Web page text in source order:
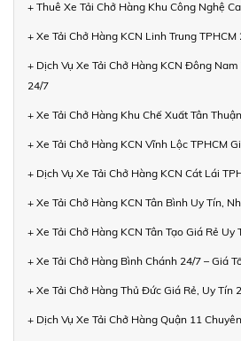
+ Thuê Xe Tải Chở Hàng Khu Công Nghệ
+ Xe Tải Chở Hàng KCN Linh Trung
+ Dịch Vụ Xe Tải Chở Hàng KCN Đông Nam
24/7
+ Xe Tải Chở Hàng Khu Chế Xuất Tân
+ Xe Tải Chở Hàng KCN Vĩnh Lộc TPHCM
+ Dịch Vụ Xe Tải Chở Hàng KCN Cát Lái
+ Xe Tải Chở Hàng KCN Tân Bình Uy Tín,
+ Xe Tải Chở Hàng KCN Tân Tạo Giá Rẻ Uy
+ Xe Tải Chở Hàng Bình Chánh 24/7 – Giá
+ Xe Tải Chở Hàng Thủ Đức Giá Rẻ, Uy Tín
+ Dịch Vụ Xe Tải Chở Hàng Quận 11